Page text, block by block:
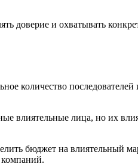
доверие и охватывать
количество
влиятельные лица, но их
бюджет на влиятельный
компаний.